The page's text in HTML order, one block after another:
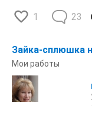
1 23
Зайка-сплюшка
Мои работы